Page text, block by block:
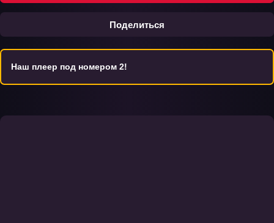
Поделиться
Наш плеер под номером 2!